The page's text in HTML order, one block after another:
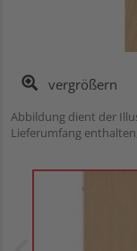
vergrößern
Abbildung dient der
Lieferumfang